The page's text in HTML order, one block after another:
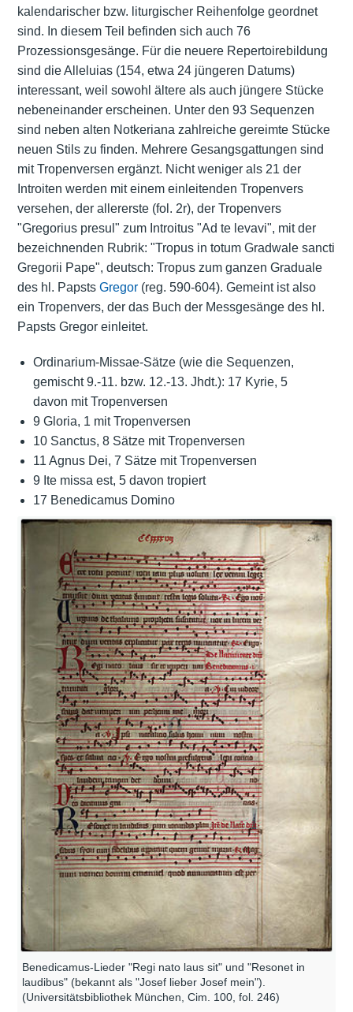
kalendarischer bzw. liturgischer Reihenfolge geordnet
sind. In diesem Teil befinden sich auch 76
Prozessionsgesänge. Für die neuere Repertoirebildung
sind die Alleluias (154, etwa 24 jüngeren Datums)
interessant, weil sowohl ältere als auch jüngere Stücke
nebeneinander erscheinen. Unter den 93 Sequenzen
sind neben alten Notkeriana zahlreiche gereimte Stücke
neuen Stils zu finden. Mehrere Gesangsgattungen sind
mit Tropenversen ergänzt. Nicht weniger als 21 der
Introiten werden mit einem einleitenden Tropenvers
versehen, der allererste (fol. 2r), der Tropenvers
"Gregorius presul" zum Introitus "Ad te levavi", mit der
bezeichnenden Rubrik: "Tropus in totum Gradwale sancti
Gregorii Pape", deutsch: Tropus zum ganzen Graduale
des hl. Papsts Gregor(reg. 590-604). Gemeint ist also
ein Tropenvers, der das Buch der Messgesänge des hl.
Papsts Gregor einleitet.
Ordinarium-Missae-Sätze (wie die Sequenzen,
gemischt 9.-11. bzw. 12.-13. Jhdt.): 17 Kyrie, 5
davon mit Tropenversen
9 Gloria, 1 mit Tropenversen
10 Sanctus, 8 Sätze mit Tropenversen
11 Agnus Dei, 7 Sätze mit Tropenversen
9 Ite missa est, 5 davon tropiert
17 Benedicamus Domino
Benedicamus-Lieder "Regi nato laus sit" und "Resonet in
laudibus" (bekannt als "Josef lieber Josef mein").
(Universitätsbibliothek München, Cim. 100, fol. 246)